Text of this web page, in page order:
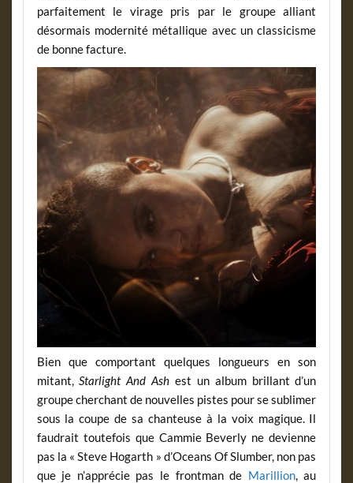
parfaitement le virage pris par le groupe alliant
désormais modernité métallique avec un classicisme
de bonne facture.
Bien que comportant quelques longueurs en son
mitant,Starlight And Ash est un album brillant d’un
groupe cherchant de nouvelles pistes pour se sublimer
sous la coupe de sa chanteuse à la voix magique. Il
faudrait toutefois que Cammie Beverly ne devienne
pas la « Steve Hogarth » d’Oceans Of Slumber, non pas
que je n’apprécie pas le frontman de Marillion, au